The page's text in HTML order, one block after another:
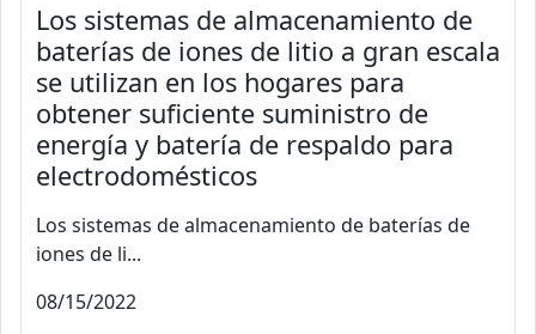
Los sistemas de almacenamiento de
baterías de iones de litio a gran escala
se utilizan en los hogares para
obtener suficiente suministro de
energía y batería de respaldo para
electrodomésticos
Los sistemas de almacenamiento de baterías de
iones de li...
08/15/2022